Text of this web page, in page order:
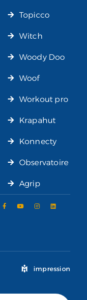
Topicco
Witch
Woody Doo
Woof
Workout pro
Krapahut
Konnecty
Observatoire
Agrip
impression